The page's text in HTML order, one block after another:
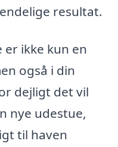
resultat.
ikke kun en
også i din
dejligt det vil
nye udestue,
til haven